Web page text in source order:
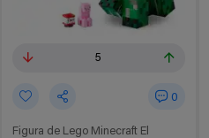
5
0
Figura de Lego Minecraft El